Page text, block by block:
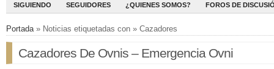
SIGUIENDO SEGUIDORES ¿QUIENES SOMOS? FOROS DE
Portada » Noticias etiquetadas con » Cazadores
Cazadores De Ovnis – Emergencia Ovni